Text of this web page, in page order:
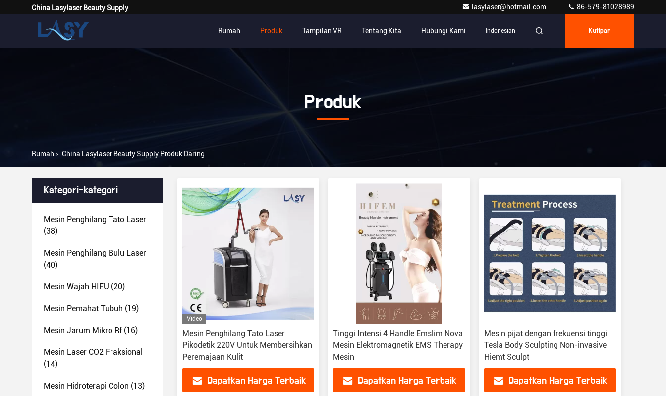
China Lasylaser Beauty Supply lasylaser@hotmail.com 86-579-81028989
Rumah Produk Tampilan VR Tentang Kita Hubungi Kami Indonesian Kutipan
Produk
Rumah > China Lasylaser Beauty Supply Produk Daring
Kategori-kategori
Mesin Penghilang Tato Laser
(38)
Mesin Penghilang Bulu Laser
(40)
Mesin Wajah HIFU (20)
Mesin Pemahat Tubuh (19)
Mesin Jarum Mikro Rf(16)
Mesin Laser CO2 Fraksional
(14)
Mesin Hidroterapi Colon (13)
Video
Mesin Penghilang Tato Laser
Pikodetik 220V Untuk Membersihkan
Peremajaan Kulit
Dapatkan Harga Terbaik
Tinggi Intensi 4 Handle Emslim Nova
Mesin Elektromagnetik EMS Therapy
Mesin
Dapatkan Harga Terbaik
Mesin pijat dengan frekuensi tinggi
Tesla Body Sculpting Non-invasive
Hiemt Sculpt
Dapatkan Harga Terbaik